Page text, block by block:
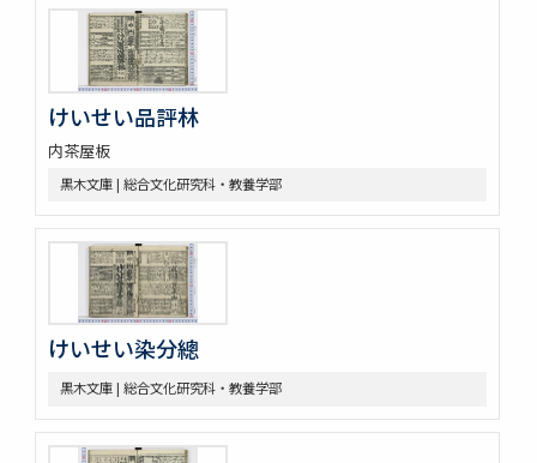
けいせい品評林
内茶屋板
黒木文庫 | 総合文化研究科・教養学部
けいせい染分總
黒木文庫 | 総合文化研究科・教養学部